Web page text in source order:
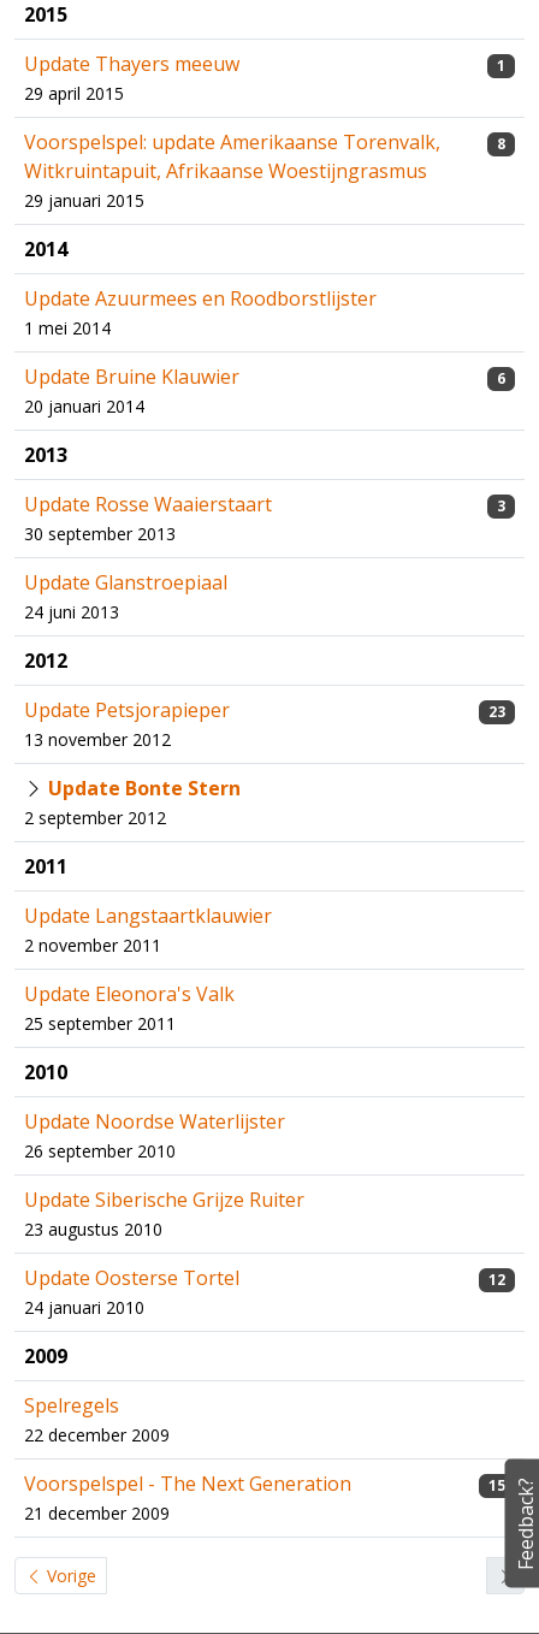
2015
Update Thayers meeuw
29 april 2015
1
Voorspelspel: update Amerikaanse Torenvalk,
Witkruintapuit, Afrikaanse Woestijngrasmus
29 januari 2015
8
2014
Update Azuurmees en Roodborstlijster
1 mei 2014
Update Bruine Klauwier
20 januari 2014
6
2013
Update Rosse Waaierstaart
30 september 2013
3
Update Glanstroepiaal
24 juni 2013
2012
Update Petsjorapieper
13 november 2012
23
Update Bonte Stern
2 september 2012
2011
Update Langstaartklauwier
2 november 2011
Update Eleonora's Valk
25 september 2011
2010
Update Noordse Waterlijster
26 september 2010
Update Siberische Grijze Ruiter
23 augustus 2010
Update Oosterse Tortel
24 januari 2010
12
2009
Spelregels
22 december 2009
Voorspelspel - The Next Generation
21 december 2009
15
Vorige
Feedback?